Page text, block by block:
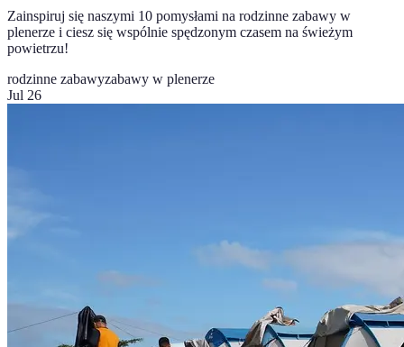
Zainspiruj się naszymi 10 pomysłami na rodzinne zabawy w
plenerze i ciesz się wspólnie spędzonym czasem na świeżym
powietrzu!
rodzinne zabawyzabawy w plenerze
Jul 26